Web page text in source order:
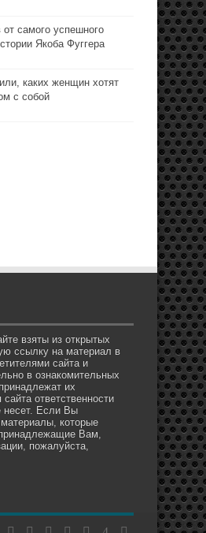
самого успешного
Якоба Фуггера
каких женщин хотят
с собой
взяты из открытых
ссылку на материал в
сайта и
в ознакомительных
их
ответственности
несет. Если Вы
которые
Вам,
пожалуйста,